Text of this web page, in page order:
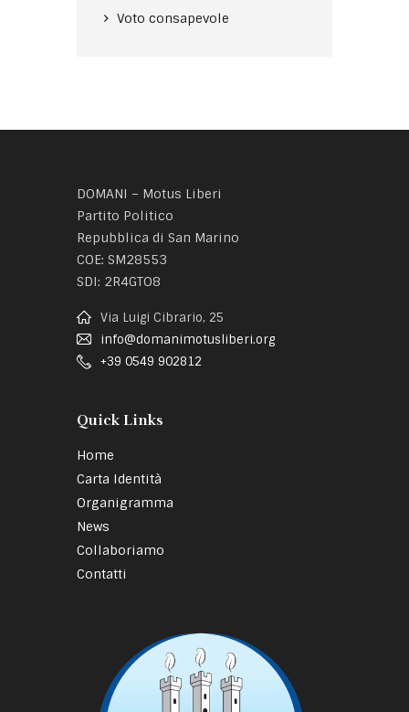
Voto consapevole
DOMANI – Motus Liberi
Partito Politico
Repubblica di San Marino
COE: SM28553
SDI: 2R4GTO8
Via Luigi Cibrario, 25
info@domanimotusliberi.org
+39 0549 902812
Quick Links
Home
Carta Identità
Organigramma
News
Collaboriamo
Contatti